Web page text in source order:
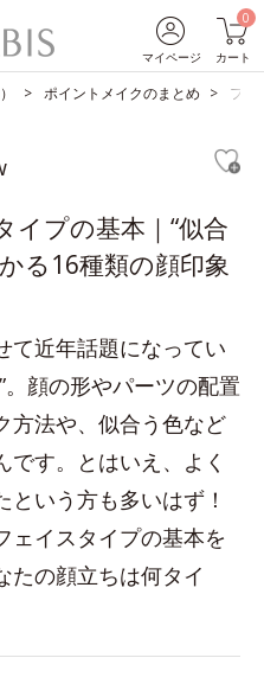
マイページ
0
カート
ポイントメイクのまとめ フェ
イプの基本｜“似合
る16種類の顔印象
て近年話題になってい
。顔の形やパーツの配置
方法や、似合う色など
です。とはいえ、よく
いう方も多いはず！
ェイスタイプの基本を
たの顔立ちは何タイ